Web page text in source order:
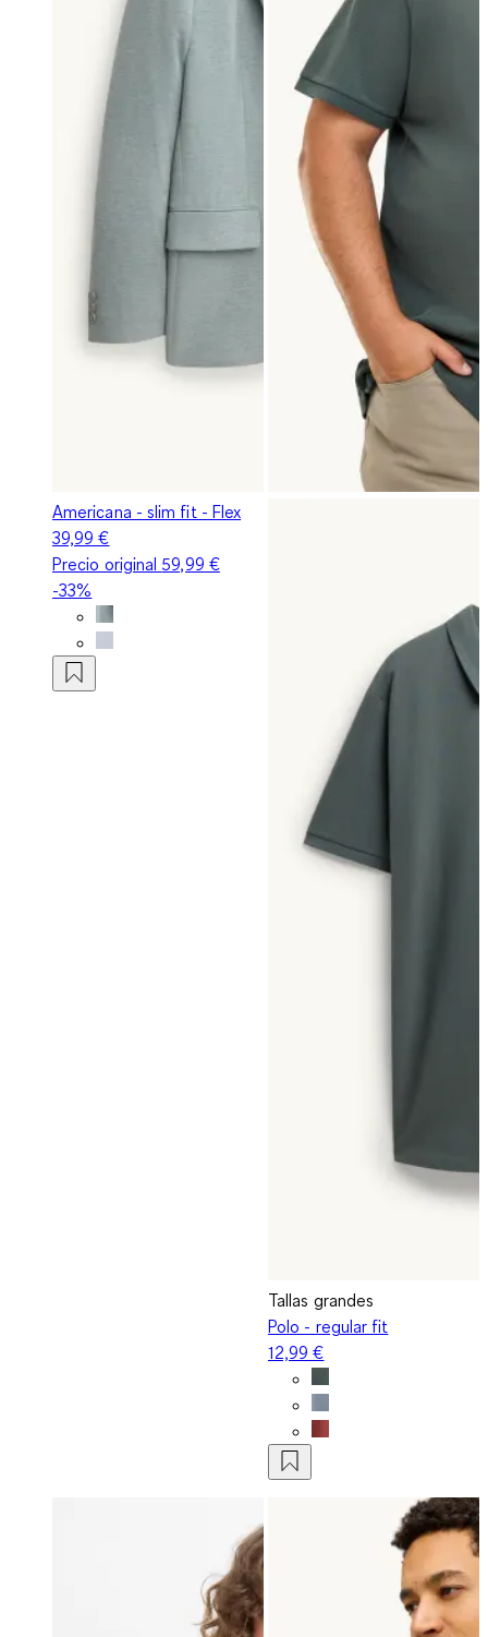
Americana - slim fit - Flex
39,99 €
Precio original 59,99 €
-33%
Tallas grandes
Polo - regular fit
12,99 €